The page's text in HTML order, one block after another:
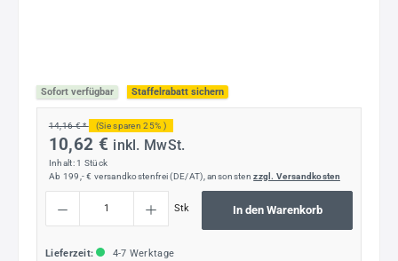
Sofort verfügbar Staffelrabatt sichern
14,16 € * (Sie sparen 25% )
10,62 € inkl. MwSt.
Inhalt: 1 Stück
Ab 199,- € versandkostenfrei (DE/AT), ansonstenzzgl. Versandkosten
Stk In den Warenkorb
Lieferzeit: 4-7 Werktage